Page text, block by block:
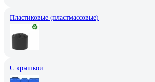
Пластиковые (пластмассовые)
С крышкой